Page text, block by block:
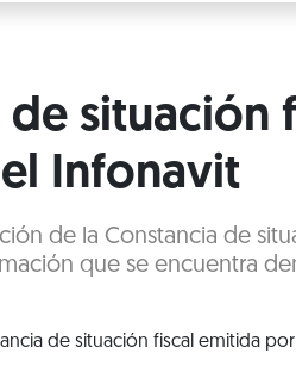
situación
Infonavit
de la Constancia de
que se encuentra
de situación fiscal emitida